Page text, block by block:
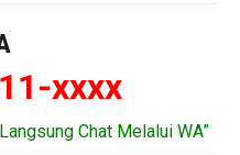
xxxx
Chat Melalui WA”